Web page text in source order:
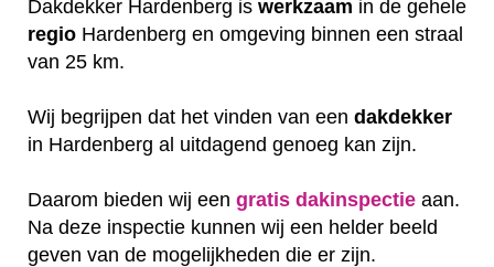
Dakdekker Hardenberg is werkzaam in de gehele
regio Hardenberg en omgeving binnen een straal
van 25 km.
Wij begrijpen dat het vinden van een dakdekker
in Hardenberg al uitdagend genoeg kan zijn.
Daarom bieden wij een gratis dakinspectie aan.
Na deze inspectie kunnen wij een helder beeld
geven van de mogelijkheden die er zijn.